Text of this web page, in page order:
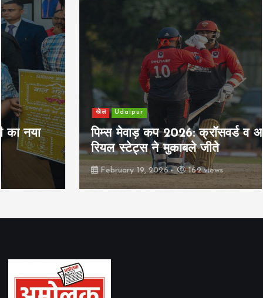
खेल Udaipur
पिम्स मेवाड़ कप 2026: क्रॉसवर्ड व आदित्यम
रियल स्टेट्स ने मुकाबले जीते
February 19, 2026 162 views